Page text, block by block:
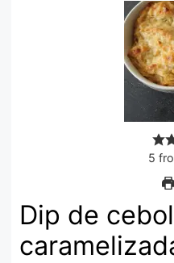
5
Dip de